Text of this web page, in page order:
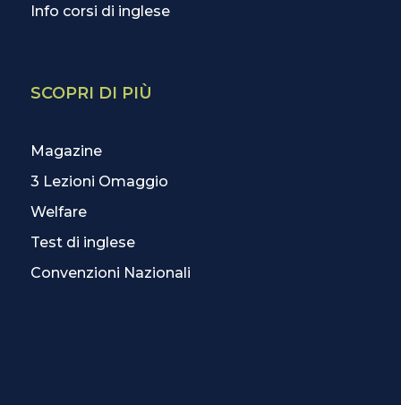
Info corsi di inglese
SCOPRI DI PIÙ
Magazine
3 Lezioni Omaggio
Welfare
Test di inglese
Convenzioni Nazionali